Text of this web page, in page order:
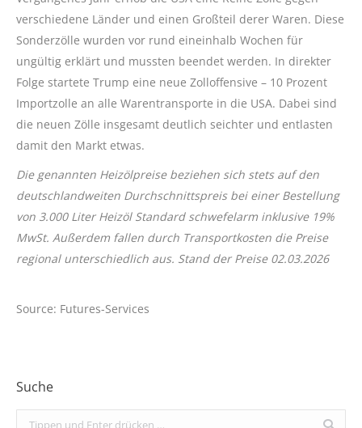
verschiedene Länder und einen Großteil derer Waren. Diese
Sonderzölle wurden vor rund eineinhalb Wochen für
ungültig erklärt und mussten beendet werden. In direkter
Folge startete Trump eine neue Zolloffensive – 10 Prozent
Importzolle an alle Warentransporte in die USA. Dabei sind
die neuen Zölle insgesamt deutlich seichter und entlasten
damit den Markt etwas.
Die genannten Heizölpreise beziehen sich stets auf den
deutschlandweiten Durchschnittspreis bei einer Bestellung
von 3.000 Liter Heizöl Standard schwefelarm inklusive 19%
MwSt. Außerdem fallen durch Transportkosten die Preise
regional unterschiedlich aus. Stand der Preise 02.03.2026
Source: Futures-Services
Suche
Search: